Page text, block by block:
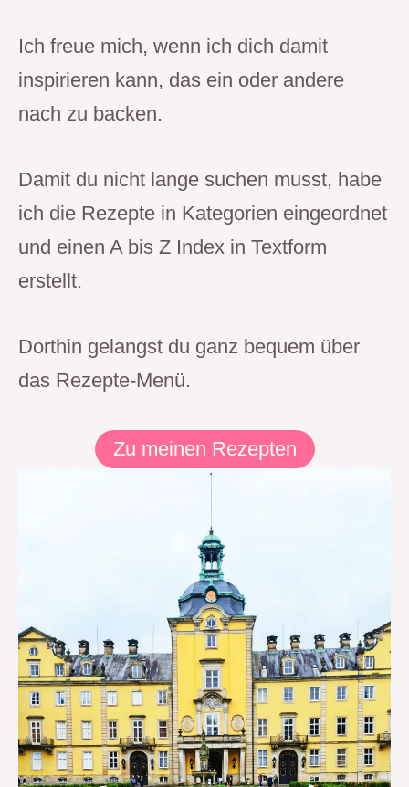
Ich freue mich, wenn ich dich damit
inspirieren kann, das ein oder andere
nach zu backen.
Damit du nicht lange suchen musst, habe
ich die Rezepte in Kategorien eingeordnet
und einen A bis Z Index in Textform
erstellt.
Dorthin gelangst du ganz bequem über
das Rezepte-Menü.
Zu meinen Rezepten